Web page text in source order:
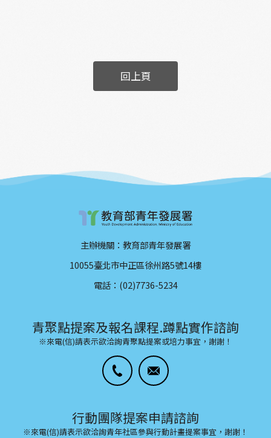
回上頁
主辦機關：教育部青年發展署
10055臺北市中正區徐州路5號14樓
電話：(02)7736-5234
青聚點提案及報名課程.蹲點實作諮詢
※來電(信)請表示欲洽詢青聚點提案或培力事宜，謝謝！
行動團隊提案申請諮詢
※來電(信)請表示欲洽詢青年社區參與行動計畫提案事宜，謝謝！